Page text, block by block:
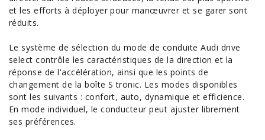
et les efforts à déployer pour manœuvrer et se garer sont
réduits.
Le système de sélection du mode de conduite Audi drive
select contrôle les caractéristiques de la direction et la
réponse de l'accélération, ainsi que les points de
changement de la boîte S tronic. Les modes disponibles
sont les suivants : confort, auto, dynamique et efficience.
En mode individuel, le conducteur peut ajuster librement
ses préférences.